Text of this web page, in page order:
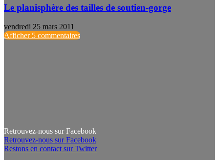
Le planisphère des tailles de soutien-gorge
vendredi 25 mars 2011
Afficher 5 commentaires
Retrouvez-nous sur Facebook
Retrouvez-nous sur Facebook
Restons en contact sur Twitter